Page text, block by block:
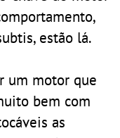
estão lá.
um motor que
bem com
as